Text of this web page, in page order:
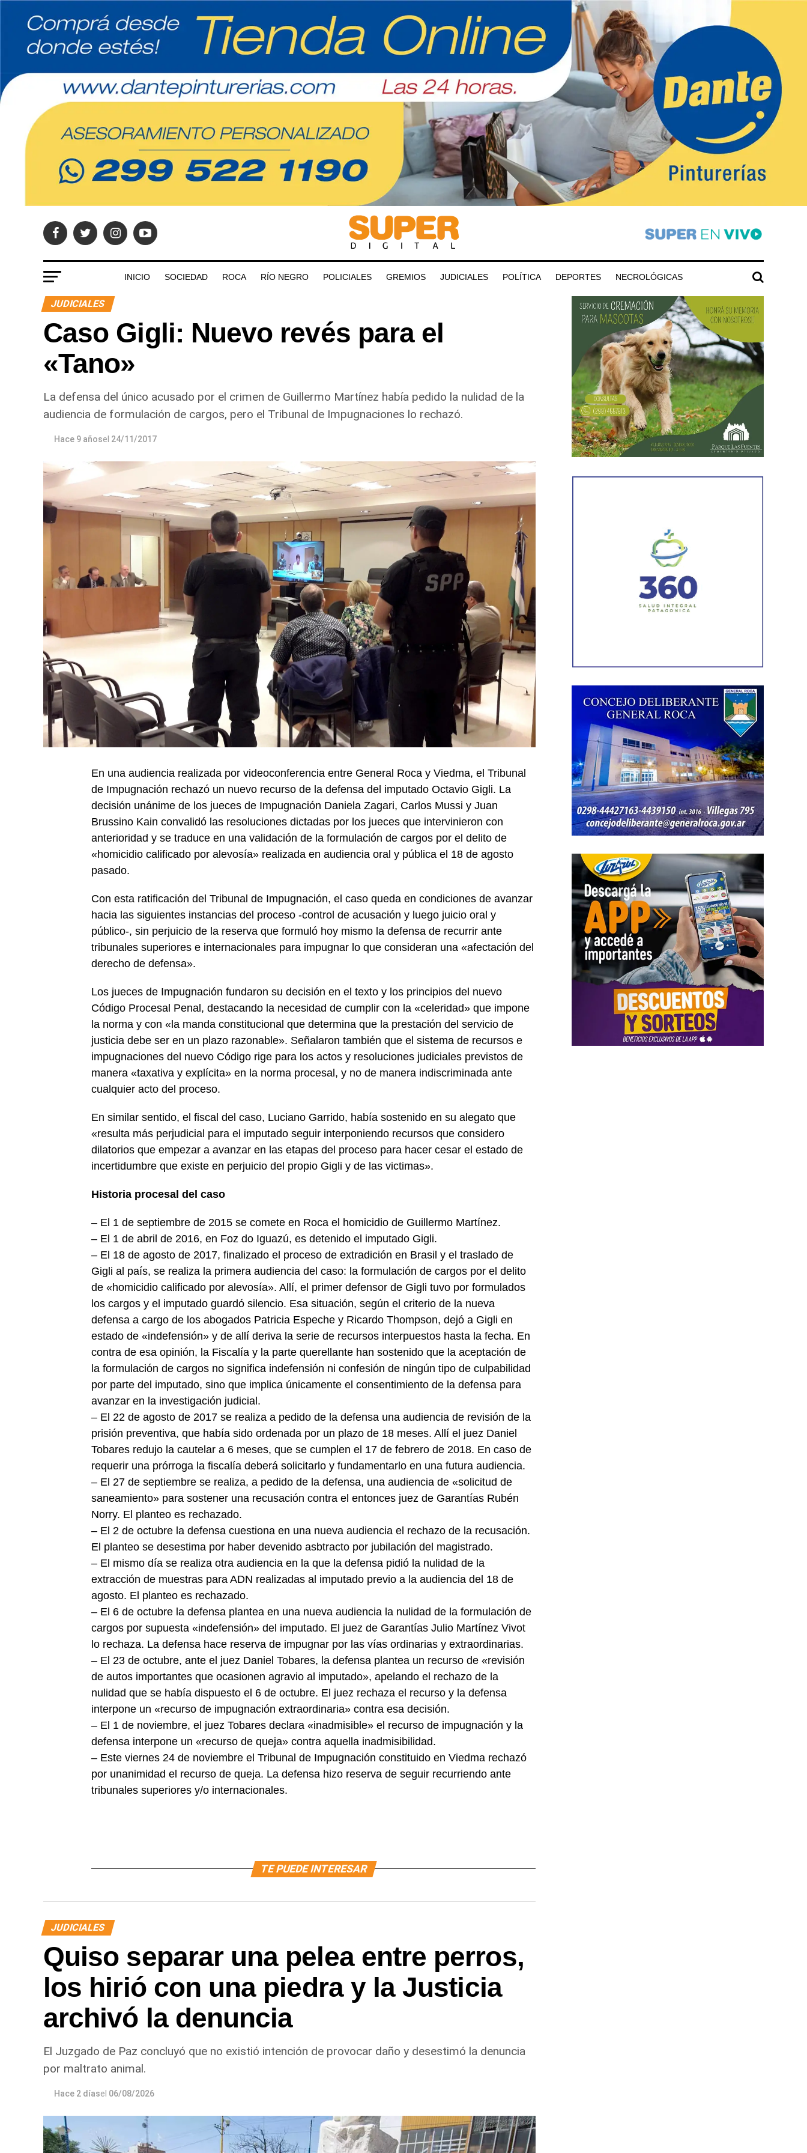
INICIO SOCIEDAD ROCA RÍO NEGRO POLICIALES GREMIOS JUDICIALES POLÍTICA DEPORTES NECROLÓGICAS
JUDICIALES
Caso Gigli: Nuevo revés para el
«Tano»
La defensa del único acusado por el crimen de Guillermo Martínez había pedido la nulidad de la
audiencia de formulación de cargos, pero el Tribunal de Impugnaciones lo rechazó.
Hace 9 añosel 24/11/2017
En una audiencia realizada por videoconferencia entre General Roca y Viedma, el Tribunal
de Impugnación rechazó un nuevo recurso de la defensa del imputado Octavio Gigli. La
decisión unánime de los jueces de Impugnación Daniela Zagari, Carlos Mussi y Juan
Brussino Kain convalidó las resoluciones dictadas por los jueces que intervinieron con
anterioridad y se traduce en una validación de la formulación de cargos por el delito de
«homicidio calificado por alevosía» realizada en audiencia oral y pública el 18 de agosto
pasado.
Con esta ratificación del Tribunal de Impugnación, el caso queda en condiciones de avanzar
hacia las siguientes instancias del proceso -control de acusación y luego juicio oral y
público-, sin perjuicio de la reserva que formuló hoy mismo la defensa de recurrir ante
tribunales superiores e internacionales para impugnar lo que consideran una «afectación del
derecho de defensa».
Los jueces de Impugnación fundaron su decisión en el texto y los principios del nuevo
Código Procesal Penal, destacando la necesidad de cumplir con la «celeridad» que impone
la norma y con «la manda constitucional que determina que la prestación del servicio de
justicia debe ser en un plazo razonable». Señalaron también que el sistema de recursos e
impugnaciones del nuevo Código rige para los actos y resoluciones judiciales previstos de
manera «taxativa y explícita» en la norma procesal, y no de manera indiscriminada ante
cualquier acto del proceso.
En similar sentido, el fiscal del caso, Luciano Garrido, había sostenido en su alegato que
«resulta más perjudicial para el imputado seguir interponiendo recursos que considero
dilatorios que empezar a avanzar en las etapas del proceso para hacer cesar el estado de
incertidumbre que existe en perjuicio del propio Gigli y de las victimas».
Historia procesal del caso
– El 1 de septiembre de 2015 se comete en Roca el homicidio de Guillermo Martínez.
– El 1 de abril de 2016, en Foz do Iguazú, es detenido el imputado Gigli.
– El 18 de agosto de 2017, finalizado el proceso de extradición en Brasil y el traslado de
Gigli al país, se realiza la primera audiencia del caso: la formulación de cargos por el delito
de «homicidio calificado por alevosía». Allí, el primer defensor de Gigli tuvo por formulados
los cargos y el imputado guardó silencio. Esa situación, según el criterio de la nueva
defensa a cargo de los abogados Patricia Espeche y Ricardo Thompson, dejó a Gigli en
estado de «indefensión» y de allí deriva la serie de recursos interpuestos hasta la fecha. En
contra de esa opinión, la Fiscalía y la parte querellante han sostenido que la aceptación de
la formulación de cargos no significa indefensión ni confesión de ningún tipo de culpabilidad
por parte del imputado, sino que implica únicamente el consentimiento de la defensa para
avanzar en la investigación judicial.
– El 22 de agosto de 2017 se realiza a pedido de la defensa una audiencia de revisión de la
prisión preventiva, que había sido ordenada por un plazo de 18 meses. Allí el juez Daniel
Tobares redujo la cautelar a 6 meses, que se cumplen el 17 de febrero de 2018. En caso de
requerir una prórroga la fiscalía deberá solicitarlo y fundamentarlo en una futura audiencia.
– El 27 de septiembre se realiza, a pedido de la defensa, una audiencia de «solicitud de
saneamiento» para sostener una recusación contra el entonces juez de Garantías Rubén
Norry. El planteo es rechazado.
– El 2 de octubre la defensa cuestiona en una nueva audiencia el rechazo de la recusación.
El planteo se desestima por haber devenido asbtracto por jubilación del magistrado.
– El mismo día se realiza otra audiencia en la que la defensa pidió la nulidad de la
extracción de muestras para ADN realizadas al imputado previo a la audiencia del 18 de
agosto. El planteo es rechazado.
– El 6 de octubre la defensa plantea en una nueva audiencia la nulidad de la formulación de
cargos por supuesta «indefensión» del imputado. El juez de Garantías Julio Martínez Vivot
lo rechaza. La defensa hace reserva de impugnar por las vías ordinarias y extraordinarias.
– El 23 de octubre, ante el juez Daniel Tobares, la defensa plantea un recurso de «revisión
de autos importantes que ocasionen agravio al imputado», apelando el rechazo de la
nulidad que se había dispuesto el 6 de octubre. El juez rechaza el recurso y la defensa
interpone un «recurso de impugnación extraordinaria» contra esa decisión.
– El 1 de noviembre, el juez Tobares declara «inadmisible» el recurso de impugnación y la
defensa interpone un «recurso de queja» contra aquella inadmisibilidad.
– Este viernes 24 de noviembre el Tribunal de Impugnación constituido en Viedma rechazó
por unanimidad el recurso de queja. La defensa hizo reserva de seguir recurriendo ante
tribunales superiores y/o internacionales.
TE PUEDE INTERESAR
JUDICIALES
Quiso separar una pelea entre perros,
los hirió con una piedra y la Justicia
archivó la denuncia
El Juzgado de Paz concluyó que no existió intención de provocar daño y desestimó la denuncia
por maltrato animal.
Hace 2 díasel 06/08/2026